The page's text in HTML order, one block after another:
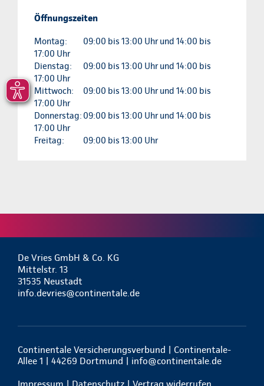
Öffnungszeiten
Montag:
09:00 bis 13:00 Uhr und 14:00 bis
17:00 Uhr
Dienstag:
09:00 bis 13:00 Uhr und 14:00 bis
17:00 Uhr
Mittwoch:
09:00 bis 13:00 Uhr und 14:00 bis
17:00 Uhr
Donnerstag: 09:00 bis 13:00 Uhr und 14:00 bis
17:00 Uhr
Freitag:
09:00 bis 13:00 Uhr
De Vries GmbH & Co. KG
Mittelstr. 13
31535 Neustadt
info.devries@continentale.de
Continentale Versicherungsverbund | Continentale-
Allee 1 | 44269 Dortmund | info@continentale.de
Impressum | Datenschutz | Vertrag widerrufen